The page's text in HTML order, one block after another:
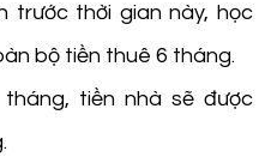
trước thời gian này, học
bộ tiền thuê 6 tháng.
tiền nhà sẽ được